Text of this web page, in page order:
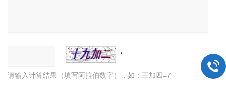
请输入计算结果（填写阿拉伯数字），如：三加四=7